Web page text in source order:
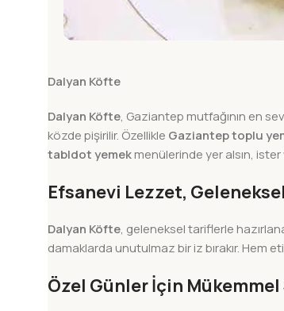
Dalyan Köfte
Dalyan Köfte, Gaziantep mutfağının en
közde pişirilir. Özellikle Gaziantep toplu
tabldot yemekmenülerinde yer alsın, ister
Efsanevi Lezzet,
Dalyan Köfte, geleneksel tariflerle
damaklarda unutulmaz bir iz bırakır. Hem
Özel Günler İçin Mükemmel